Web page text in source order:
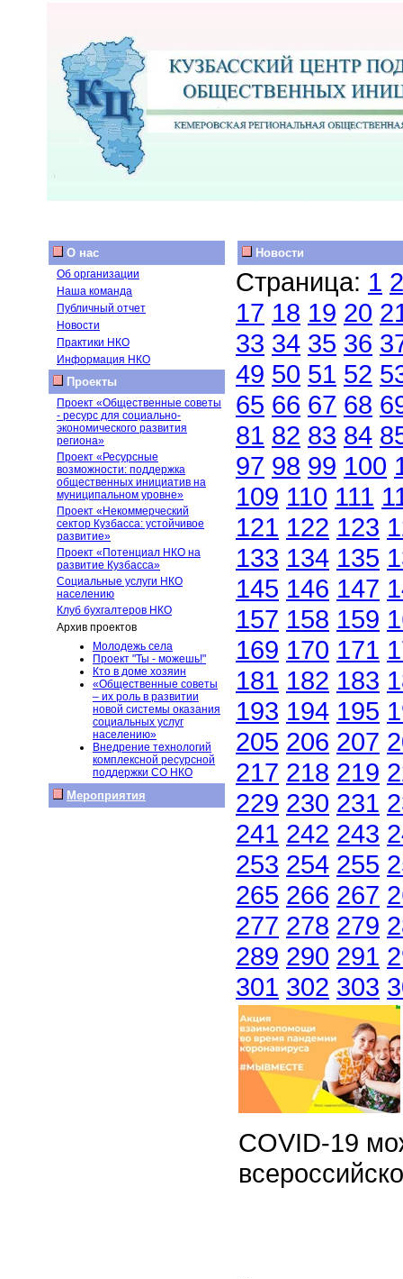
О нас
Об организации
Наша команда
Публичный отчет
Новости
Практики НКО
Информация НКО
Проекты
Проект «Общественные советы
- ресурс для социально-
экономического развития
региона»
Проект «Ресурсные
возможности: поддержка
общественных инициатив на
муниципальном уровне»
Проект «Некоммерческий
сектор Кузбасса: устойчивое
развитие»
Проект «Потенциал НКО на
развитие Кузбасса»
Социальные услуги НКО
населению
Клуб бухгалтеров НКО
Архив проектов
Молодежь села
Проект "Ты - можешь!"
Кто в доме хозяин
«Общественные советы
– их роль в развитии
новой системы оказания
социальных услуг
населению»
Внедрение технологий
комплексной ресурсной
поддержки СО НКО
Мероприятия
Новости
Страница: 1 2
17 18 19 20
33 34 35 36
49 50 51 52
65 66 67 68
81 82 83 84
97 98 99 100
109 110 111
121 122 123
133 134 135
145 146 147
157 158 159
169 170 171
181 182 183
193 194 195
205 206 207
217 218 219
229 230 231
241 242 243
253 254 255
265 266 267
277 278 279
289 290 291
301 302 303
COVID-19